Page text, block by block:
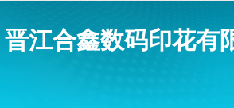
晋江合鑫数码印花有